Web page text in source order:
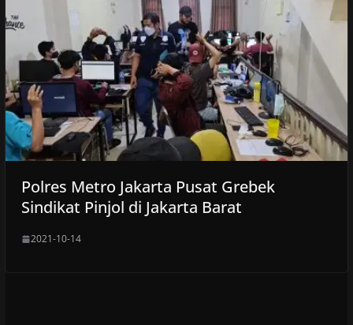
Polres Metro Jakarta Pusat Grebek
Sindikat Pinjol di Jakarta Barat
2021-10-14